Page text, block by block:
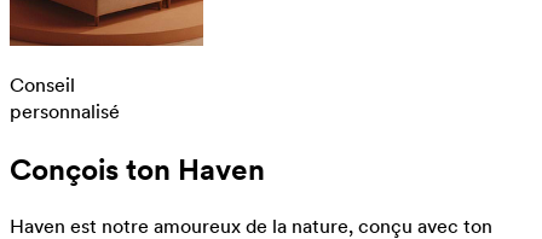
Conseil
personnalisé
Conçois ton Haven
Haven est notre amoureux de la nature, conçu avec ton